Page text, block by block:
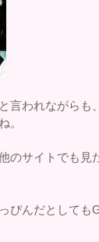
言われながらも
。
のサイトでも見
ぴんだとしても